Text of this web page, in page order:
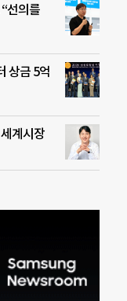
선의를
상금 5억
계시장